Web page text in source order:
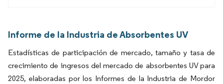
Informe de la Industria de Absorbentes UV
Estadísticas de participación de mercado, tamaño y tasa de
crecimiento de ingresos del mercado de absorbentes UV para
2025, elaboradas por los Informes de la Industria de Mordor